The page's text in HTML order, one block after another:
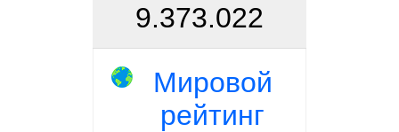
9.373.022
Мировой
рейтинг